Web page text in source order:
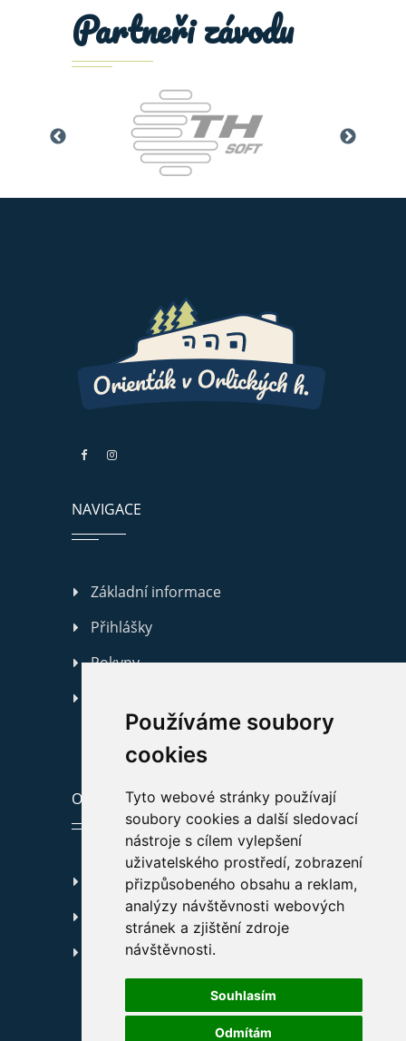
Používáme soubory
cookies
Tyto webové stránky používají
soubory cookies a další sledovací
nástroje s cílem vylepšení
uživatelského prostředí, zobrazení
přizpůsobeného obsahu a reklam,
analýzy návštěvnosti webových
stránek a zjištění zdroje
návštěvnosti.
Souhlasím
Odmítám
Partneři závodu
NAVIGACE
Základní informace
Přihlášky
Pokyny
ODKAZY
GDPR
Prohlášení o přístupnosti
Cookies